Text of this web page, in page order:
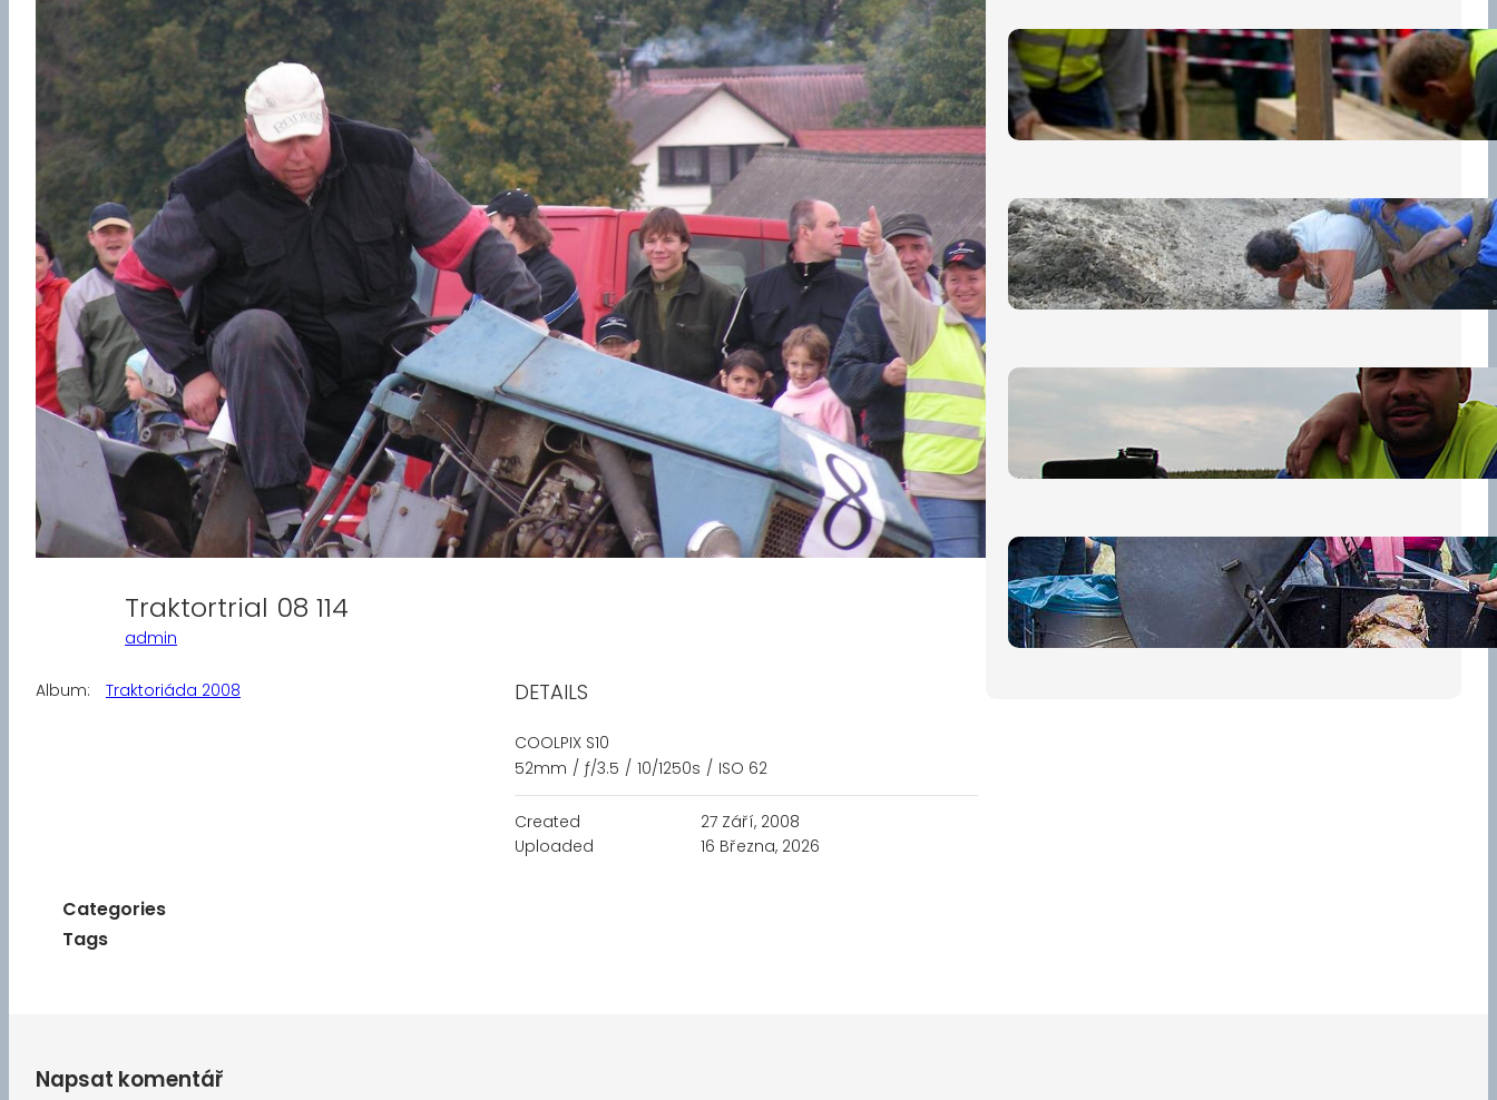
Traktortrial 08 114
admin
Album: Traktoriáda 2008 DETAILS
COOLPIX S10
52mm / ƒ/3.5 / 10/1250s / ISO 62
Created
27 Září, 2008
Uploaded
16 Března, 2026
Categories
Tags
Nová pravidla pro účastníky
13 července, 2026
„Prase za prase“: Kdo doběhne
první, vyhraje!
30 června, 2026
Bezpečnost na prvním místě
15 května, 2026
Pro diváky
30 dubna, 2026
Napsat komentář